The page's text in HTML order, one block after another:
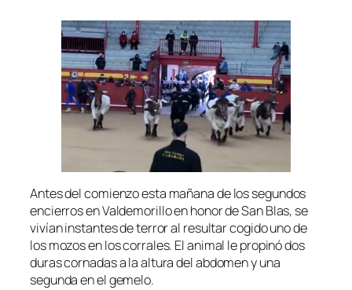
Antes del comienzo esta mañana de los segundos
encierros en Valdemorillo en honor de San Blas, se
vivían instantes de terror al resultar cogido uno de
los mozos en los corrales. El animal le propinó dos
duras cornadas a la altura del abdomen y una
segunda en el gemelo.